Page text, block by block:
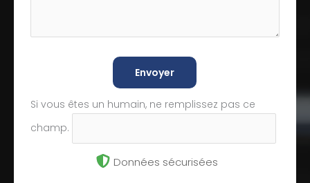
Envoyer
Si vous êtes un humain, ne remplissez pas ce
champ.
Données sécurisées